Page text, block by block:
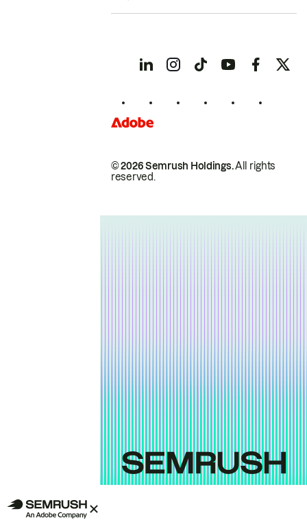
© 2026 Semrush Holdings.All rights
reserved.